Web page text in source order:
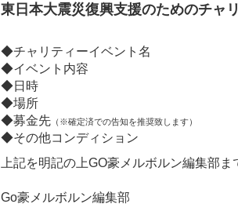
東日本大震災復興支援のためのチャ
◆チャリティーイベント名
◆イベント内容
◆日時
◆場所
◆募金先 （※確定済での告知を推奨致します）
◆その他コンディション
上記を明記の上GO豪メルボルン編集部ま
Go豪メルボルン編集部